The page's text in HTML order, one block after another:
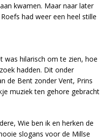
kwamen. Maar naar later
had weer een heel stille
was hilarisch om te zien, hoe
hadden. Dit onder
de Bent zonder Vent, Prins
muziek ten gehore gebracht
Wie ben ik en herken de
slogans voor de Millse